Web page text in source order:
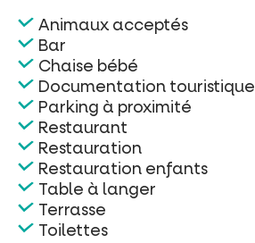
Animaux acceptés
Bar
Chaise bébé
Documentation touristique
Parking à proximité
Restaurant
Restauration
Restauration enfants
Table à langer
Terrasse
Toilettes